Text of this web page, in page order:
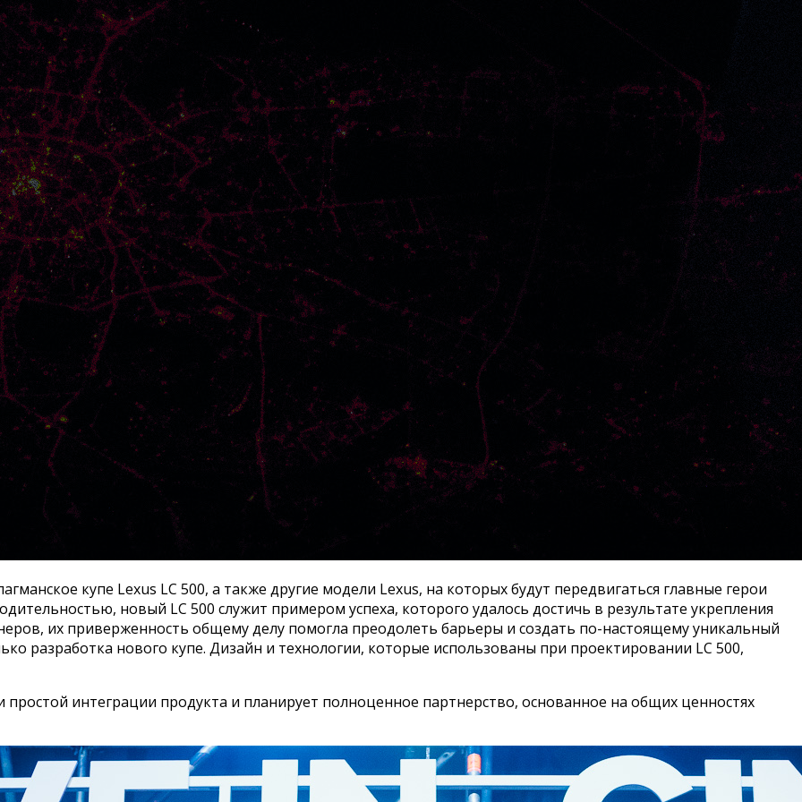
купе Lexus LC 500, а также другие модели Lexus, на которых будут передвигаться главные герои
новый LC 500 служит примером успеха, которого удалось достичь в результате укрепления
их приверженность общему делу помогла преодолеть барьеры и создать по-настоящему уникальный
разработка нового купе. Дизайн и технологии, которые использованы при проектировании LC 500,
интеграции продукта и планирует полноценное партнерство, основанное на общих ценностях